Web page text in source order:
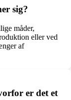
sig?
måder,
eller ved
af
er det et